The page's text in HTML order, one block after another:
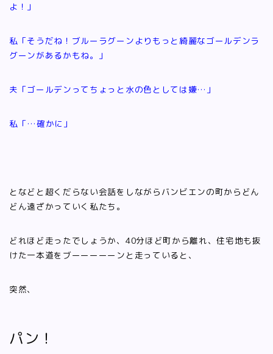
よ！」
私「そうだね！ブルーラグーンよりもっと綺麗なゴールデンラ
グーンがあるかもね。」
夫「ゴールデンってちょっと水の色としては嫌…」
私「…確かに」
となどと超くだらない会話をしながらバンビエンの町からどん
どん遠ざかっていく私たち。
どれほど走ったでしょうか、40分ほど町から離れ、住宅地も抜
けた一本道をブーーーーーンと走っていると、
突然、
パン！